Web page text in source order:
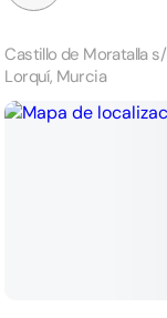
Castillo de Moratalla
Lorquí, Murcia